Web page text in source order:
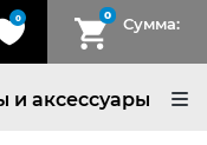
0 0 Сумма:
аксессуары